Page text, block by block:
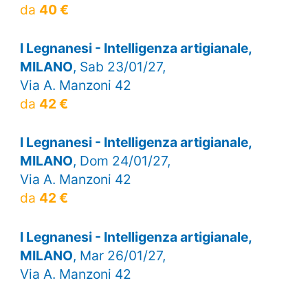
da 40 €
I Legnanesi - Intelligenza artigianale,
MILANO, Sab 23/01/27,
Via A. Manzoni 42
da 42 €
I Legnanesi - Intelligenza artigianale,
MILANO, Dom 24/01/27,
Via A. Manzoni 42
da 42 €
I Legnanesi - Intelligenza artigianale,
MILANO, Mar 26/01/27,
Via A. Manzoni 42